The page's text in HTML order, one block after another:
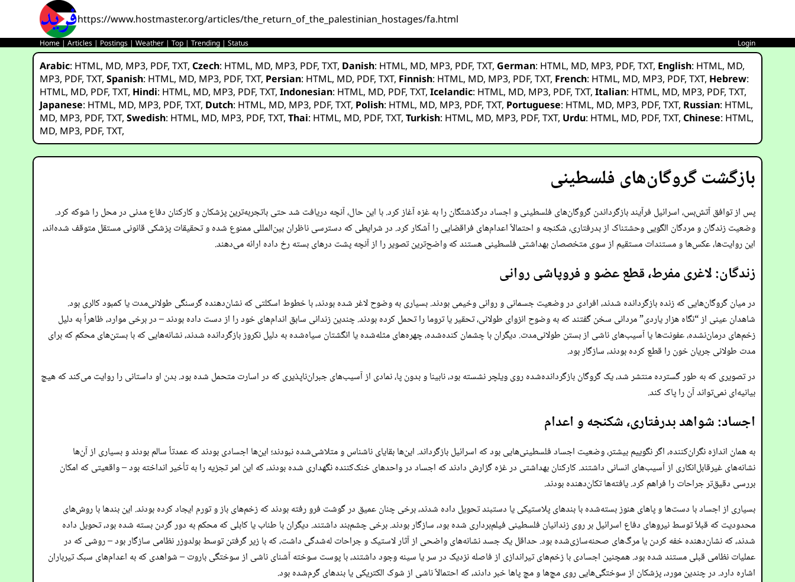
https://www.hostmaster.org/articles/the_return_of_the_palestinian_hostages/fa.html
Home |Articles | Postings |Weather |Top |Trending |Status Login
Arabic: HTML, MD, MP3, PDF,TXT,Czech: HTML, MD, MP3, PDF,TXT, Danish: HTML, MD, MP3, PDF,TXT, German: HTML, MD, MP3, PDF,TXT, English: HTML, MD,
MP3, PDF,TXT,Spanish: HTML, MD, MP3, PDF,TXT, Persian: HTML, MD, PDF,TXT, Finnish: HTML, MD, MP3, PDF,TXT, French: HTML, MD, MP3, PDF,TXT, Hebrew:
HTML, MD, PDF,TXT, Hindi: HTML, MD, MP3, PDF,TXT,Indonesian: HTML, MD, PDF,TXT,Icelandic: HTML, MD, MP3, PDF,TXT,Italian: HTML, MD, MP3, PDF,TXT,
Japanese: HTML, MD, MP3, PDF,TXT, Dutch: HTML, MD, MP3, PDF,TXT, Polish: HTML, MD, MP3, PDF,TXT, Portuguese: HTML, MD, MP3, PDF,TXT, Russian: HTML,
MD, MP3, PDF,TXT,Swedish: HTML, MD, MP3, PDF,TXT,Thai: HTML, MD, PDF,TXT,Turkish: HTML, MD, MP3, PDF,TXT, Urdu: HTML, MD, PDF,TXT,Chinese: HTML,
MD, MP3, PDF,TXT,
بازگشت گروگان‌های فلسطینی
پس از توافق آتش‌بس، اسرائیل فرآیند بازگرداندن گروگان‌های فلسطینی و اجساد درگذشتگان را به غزه آغاز کرد. با این حال، آنچه دریافت شد حتی باتجربه‌ترین پزشکان و کارکنان دفاع مدنی در محل را شوکه کرد.
وضعیت زندگان و مردگان الگویی وحشتناک از بدرفتاری، شکنجه و احتمالاً اعدام‌های فراقضایی را آشکار کرد. در شرایطی که دسترسی ناظران بین‌المللی ممنوع شده و تحقیقات پزشکی قانونی مستقل متوقف شده‌اند،
این روایت‌ها، عکس‌ها و مستندات مستقیم از سوی متخصصان بهداشتی فلسطینی هستند که واضح‌ترین تصویر را از آنچه پشت درهای بسته رخ داده ارائه می‌دهند.
زندگان: لاغری مفرط، قطع عضو و فروپاشی روانی
در میان گروگان‌هایی که زنده بازگردانده شدند، افرادی در وضعیت جسمانی و روانی وخیمی بودند. بسیاری به وضوح لاغر شده بودند، با خطوط اسکلتی که نشان‌دهنده گرسنگی طولانی‌مدت یا کمبود کالری بود.
شاهدان عینی از “نگاه هزار یاردی” مردانی سخن گفتند که به وضوح انزوای طولانی، تحقیر یا تروما را تحمل کرده بودند. چندین زندانی سابق اندام‌های خود را از دست داده بودند – در برخی موارد، ظاهراً به دلیل
زخم‌های درمان‌نشده، عفونت‌ها یا آسیب‌های ناشی از بستن طولانی‌مدت. دیگران با چشمان کنده‌شده، چهره‌های مثله‌شده یا انگشتان سیاه‌شده به دلیل نکروز بازگردانده شدند، نشانه‌هایی که با بستن‌های محکم که برای
مدت طولانی جریان خون را قطع کرده بودند، سازگار بود.
در تصویری که به طور گسترده منتشر شد، یک گروگان بازگردانده‌شده روی ویلچر نشسته بود، نابینا و بدون پا، نمادی از آسیب‌های جبران‌ناپذیری که در اسارت متحمل شده بود. بدن او داستانی را روایت می‌کند که هیچ
بیانیه‌ای نمی‌تواند آن را پاک کند.
اجساد: شواهد بدرفتاری، شکنجه و اعدام
به همان اندازه نگران‌کننده، اگر نگوییم بیشتر، وضعیت اجساد فلسطینی‌هایی بود که اسرائیل بازگرداند. این‌ها بقایای ناشناس و متلاشی‌شده نبودند؛ این‌ها اجسادی بودند که عمدتاً سالم بودند و بسیاری از آن‌ها
نشانه‌های غیرقابل‌انکاری از آسیب‌های انسانی داشتند. کارکنان بهداشتی در غزه گزارش دادند که اجساد در واحدهای خنک‌کننده نگهداری شده بودند، که این امر تجزیه را به تأخیر انداخته بود – واقعیتی که امکان
بررسی دقیق‌تر جراحات را فراهم کرد. یافته‌ها تکان‌دهنده بودند.
بسیاری از اجساد با دست‌ها و پاهای هنوز بسته‌شده با بندهای پلاستیکی یا دستبند تحویل داده شدند، برخی چنان عمیق در گوشت فرو رفته بودند که زخم‌های باز و تورم ایجاد کرده بودند. این بندها با روش‌های
محدودیت که قبلاً توسط نیروهای دفاع اسرائیل بر روی زندانیان فلسطینی فیلم‌برداری شده بود، سازگار بودند. برخی چشم‌بند داشتند. دیگران با طناب یا کابلی که محکم به دور گردن بسته شده بود، تحویل داده
شدند، که نشان‌دهنده خفه کردن یا مرگ‌های صحنه‌سازی‌شده بود. حداقل یک جسد نشانه‌های واضحی از آثار لاستیک و جراحات له‌شدگی داشت، که با زیر گرفتن توسط بولدوزر نظامی سازگار بود – روشی که در
عملیات نظامی قبلی مستند شده بود. همچنین اجسادی با زخم‌های تیراندازی از فاصله نزدیک در سر یا سینه وجود داشتند، با پوست سوخته آشنای ناشی از سوختگی باروت – شواهدی که به اعدام‌های سبک تیرباران
اشاره دارد. در چندین مورد، پزشکان از سوختگی‌هایی روی مچ‌ها و مچ پاها خبر دادند، که احتمالاً ناشی از شوک الکتریکی یا بندهای گرم‌شده بود.